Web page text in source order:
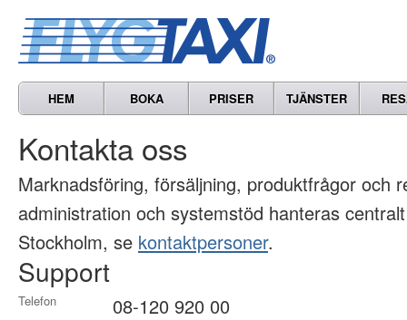
HEM BOKA PRISER TJÄNSTER
Kontakta oss
Marknads­föring, försäljning, produkt­frågor och
administration och systemstöd hanteras
Stockholm, se kontaktpersoner.
Support
Telefon
08-120 920 00